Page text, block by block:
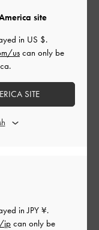
2026-05-01
inJPY ¥.
jpcan only be
site
in US $.
uscan only be
SITE